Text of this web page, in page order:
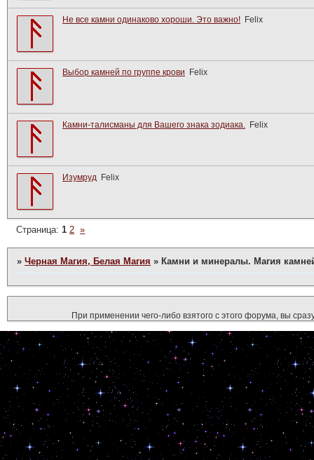
Не все камни одинаково хороши. Это важно! Felix
Выбор камней по группе крови Felix
Камни-талисманы для Вашего знака зодиака. Felix
Изумруд Felix
Страница: 1 2 »
»Черная Магия, Белая Магия » Камни и минералы. Магия
При применении чего-либо взятого с этого форума, вы